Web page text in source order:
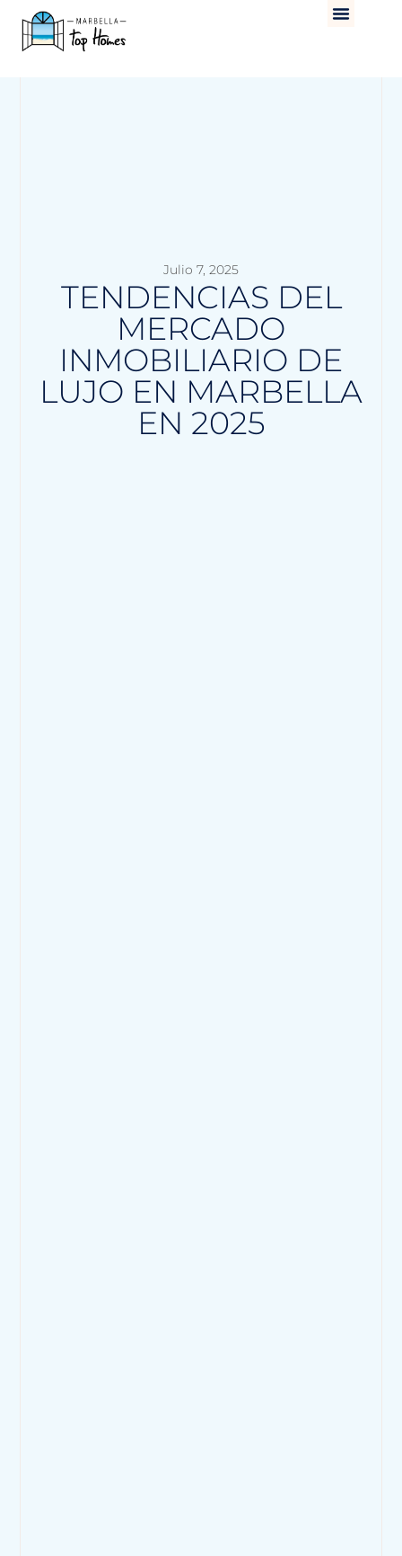
Julio 7, 2025
TENDENCIAS DEL
MERCADO
INMOBILIARIO DE
LUJO EN MARBELLA
EN 2025